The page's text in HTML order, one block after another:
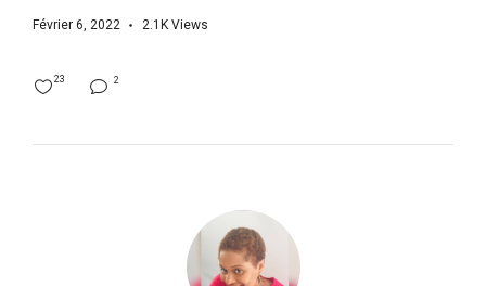
Février 6, 2022 2.1K Views
2
23